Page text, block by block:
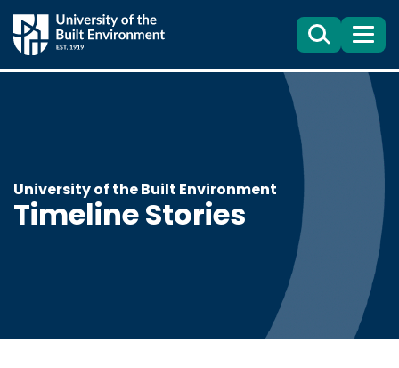
Search
目
錄
University of the Built Environment
Timeline Stories